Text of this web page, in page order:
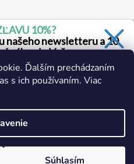
Ďalším prechádzaním
s ich používaním. Viac
Súhlasím
10%?
našeho newsletteru a 10
nákup je Vaše